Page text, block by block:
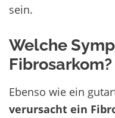
sein.
Welche
Fibrosarkom?
Ebenso wie ein
verursacht ein